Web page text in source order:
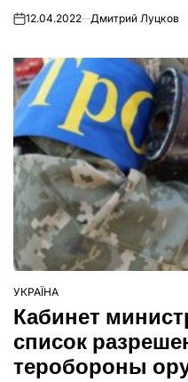
on12.04.2022 Дмитрий Луцков
ОПУБЛІКУВАТИ
У
УКРАЇНА
Кабинет
список
теробороны